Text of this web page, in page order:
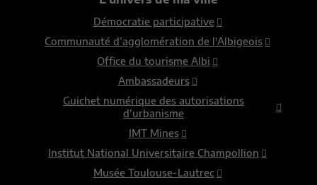
Démocratie participative
Communauté d’agglomération de l'Albigeois
Office du tourisme Albi
Ambassadeurs
Guichet numérique des autorisations
d’urbanisme
IMT Mines
Institut National Universitaire Champollion
Musée Toulouse-Lautrec